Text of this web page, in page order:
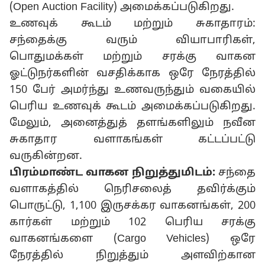
(Open Auction Facility) அமைக்கப்படுகிறது.
உணவுக் கூடம் மற்றும் சுகாதாரம்:
சந்தைக்கு வரும் வியாபாரிகள்,
பொதுமக்கள் மற்றும் சரக்கு வாகன
ஓட்டுநர்களின் வசதிக்காக ஒரே நேரத்தில்
150 பேர் அமர்ந்து உணவருந்தும் வகையில்
பெரிய உணவுக் கூடம் அமைக்கப்படுகிறது.
மேலும், அனைத்துத் தளங்களிலும் நவீன
சுகாதார வளாகங்கள் கட்டப்பட்டு
வருகின்றன.
பிரம்மாண்ட வாகன நிறுத்துமிடம்: சந்தை
வளாகத்தில் நெரிசலைத் தவிர்க்கும்
பொருட்டு, 1,100 இருசக்கர வாகனங்கள், 200
கார்கள் மற்றும் 102 பெரிய சரக்கு
வாகனங்களை (Cargo Vehicles) ஒரே
நேரத்தில் நிறுத்தும் அளவிற்கான